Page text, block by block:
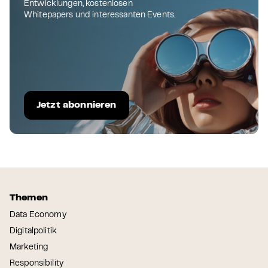
Entwicklungen, kostenlosen
Whitepapers und interessanten Events.
Jetzt abonnieren
Themen
Data Economy
Digitalpolitik
Marketing
Responsibility